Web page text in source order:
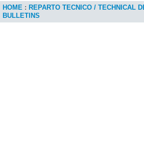
HOME : REPARTO TECNICO / TECHNICAL
BULLETINS